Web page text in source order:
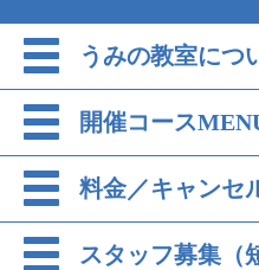
うみの教室につ
開催コース
料金／キャンセ
スタッフ募集（